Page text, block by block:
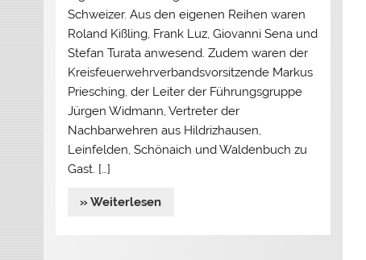
Schweizer. Aus den eigenen Reihen waren
Roland Kißling, Frank Luz, Giovanni Sena und
Stefan Turata anwesend. Zudem waren der
Kreisfeuerwehrverbandsvorsitzende Markus
Priesching, der Leiter der Führungsgruppe
Jürgen Widmann, Vertreter der
Nachbarwehren aus Hildrizhausen,
Leinfelden, Schönaich und Waldenbuch zu
Gast. […]
» Weiterlesen